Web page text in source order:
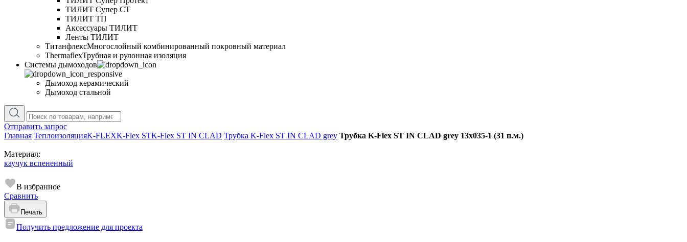
ТИЛИТ Супер СТ
ТИЛИТ ТП
Аксессуары ТИЛИТ
Ленты ТИЛИТ
ТитанфлексМногослойный комбинированный покровный материал
ThermaflexТрубная и рулонная изоляция
Cистемы дымоходов
Дымоход керамический
Дымоход стальной
Отправить запрос
Главная ТеплоизоляцияK-FLEXK-Flex STK-Flex ST IN CLAD Трубка K-Flex ST IN CLAD grey Трубка K-Flex ST IN CLAD grey 13х035-1 (31 п.м.)
Материал:
каучук вспененный
В избранное
Сравнить
Печать
Получить предложение для проекта